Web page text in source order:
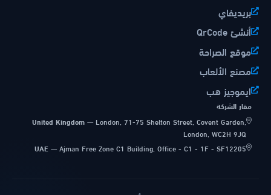
بريديفاي
أنشئ QrCode
موقع الصراحة
مصنع الألعاب
ايموجيز هب
مقار الشركة
United Kingdom — London, 71-75 Shelton Street, Covent Garden,
London, WC2H 9JQ
UAE — Ajman Free Zone C1 Building, Office - C1 - 1F - SF12205